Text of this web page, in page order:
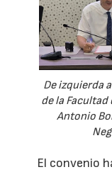
De izquierda
de la Facultad
Antonio
El convenio